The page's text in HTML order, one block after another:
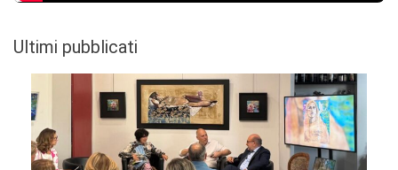
Ultimi pubblicati